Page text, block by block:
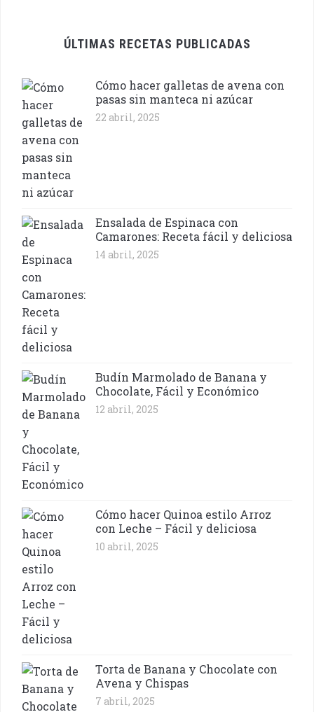
ÚLTIMAS RECETAS PUBLICADAS
Cómo hacer galletas de avena con
pasas sin manteca ni azúcar
22 abril, 2025
Ensalada de Espinaca con
Camarones: Receta fácil y deliciosa
14 abril, 2025
Budín Marmolado de Banana y
Chocolate, Fácil y Económico
12 abril, 2025
Cómo hacer Quinoa estilo Arroz
con Leche – Fácil y deliciosa
10 abril, 2025
Torta de Banana y Chocolate con
Avena y Chispas
7 abril, 2025